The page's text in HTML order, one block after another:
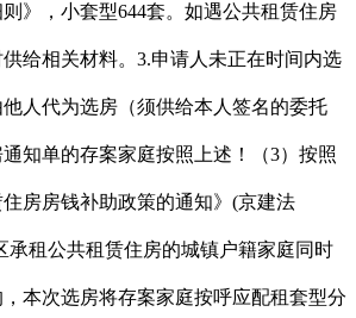
》，小套型644套。如遇公共租赁住房
给相关材料。3.申请人未正在时间内选
人代为选房（须供给本人签名的委托
知单的存案家庭按照上述！（3）按照
住房房钱补助政策的通知》(京建法
承租公共租赁住房的城镇户籍家庭同时
本次选房将存案家庭按呼应配租套型分